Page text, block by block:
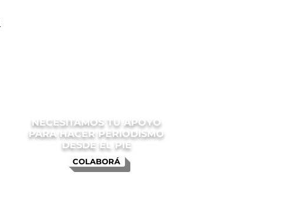
COLABORÁ
NECESITAMOS TU APOYO
PARA HACER PERIODISMO
DESDE EL PIE